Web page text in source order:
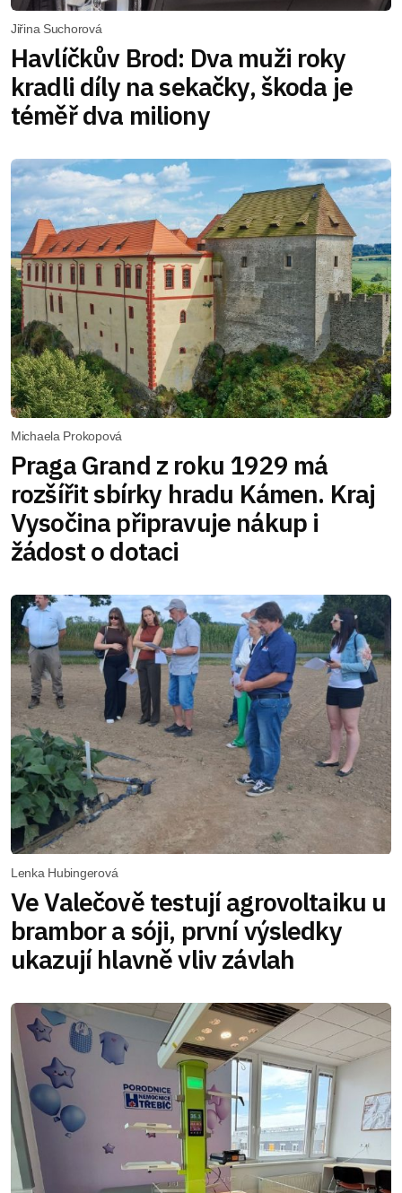
Jiřina Suchorová
Havlíčkův Brod: Dva muži roky
kradli díly na sekačky, škoda je
téměř dva miliony
Michaela Prokopová
Praga Grand z roku 1929 má
rozšířit sbírky hradu Kámen. Kraj
Vysočina připravuje nákup i
žádost o dotaci
Lenka Hubingerová
Ve Valečově testují agrovoltaiku u
brambor a sóji, první výsledky
ukazují hlavně vliv závlah